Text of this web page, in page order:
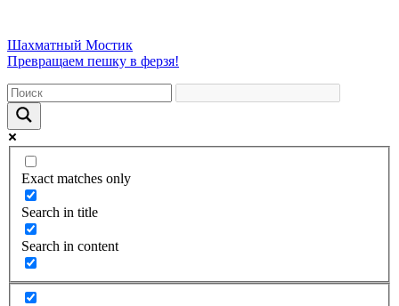
Шахматный Мостик
Превращаем пешку в ферзя!
Exact matches only
Search in title
Search in content